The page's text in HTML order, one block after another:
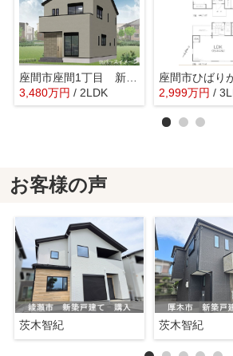
座間市座間1丁目 新築戸建て 全4棟 【仲介手数料無料】
3,480万円 / 2LDK
2,999万円 /
お客様の声
茨木智紀 茨木智紀